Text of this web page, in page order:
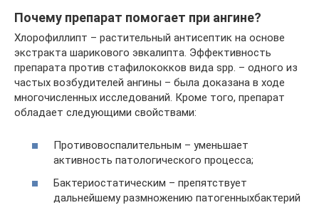
Почему препарат помогает при ангине?
Хлорофиллипт – растительный антисептик на основе
экстракта шарикового эвкалипта. Эффективность
препарата против стафилококков вида spp. – одного из
частых возбудителей ангины – была доказана в ходе
многочисленных исследований. Кроме того, препарат
обладает следующими свойствами:
Противовоспалительным – уменьшает
активность патологического процесса;
Бактериостатическим – препятствует
дальнейшему размножению патогенныхбактерий